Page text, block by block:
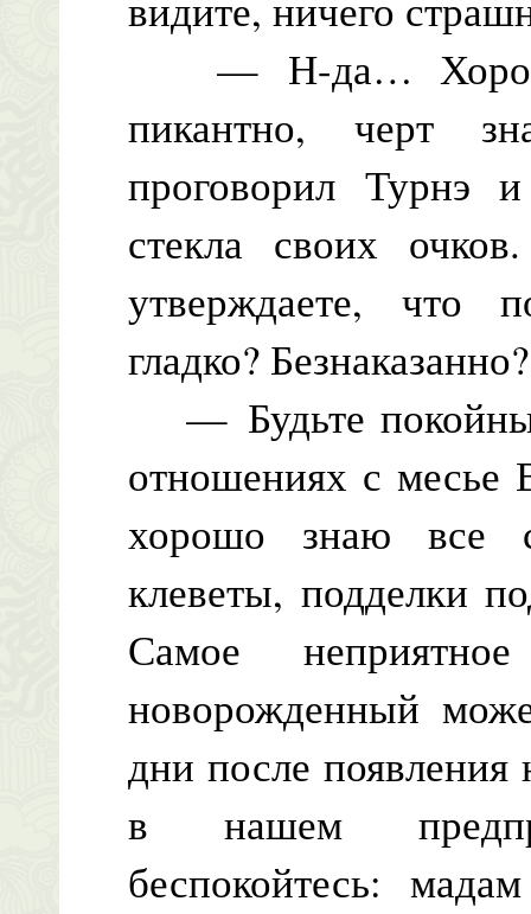
— Н-да… Хорошо!
пикантно, черт
проговорил Турнэ
стекла своих
утверждаете, что
гладко? Безнаказанно?
— Будьте
отношениях с месье
хорошо знаю все
клеветы, подделки
Самое
новорожденный
дни после
в нашем
беспокойтесь: